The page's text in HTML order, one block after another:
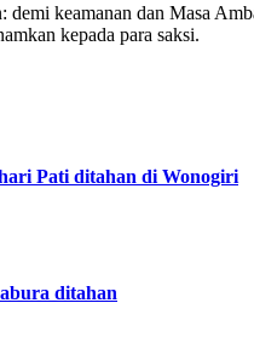
keamanan dan Masa
kepada para saksi.
Pati ditahan di Wonogiri
ditahan